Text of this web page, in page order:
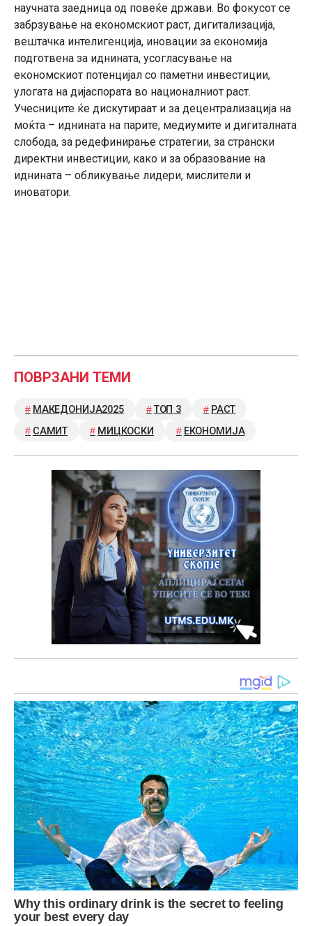
научната заедница од повеќе држави. Во фокусот се
забрзување на економскиот раст, дигитализација,
вештачка интелигенција, иновации за економија
подготвена за иднината, усогласување на
економскиот потенцијал со паметни инвестиции,
улогата на дијаспората во националниот раст.
Учесниците ќе дискутираат и за децентрализација на
моќта – иднината на парите, медиумите и дигиталната
слобода, за редефинирање стратегии, за странски
директни инвестиции, како и за образование на
иднината – обликување лидери, мислители и
иноватори.
ПОВРЗАНИ ТЕМИ
МАКЕДОНИЈА2025 ТОП 3
РАСТ
САМИТ
МИЦКОСКИ ЕКОНОМИЈА